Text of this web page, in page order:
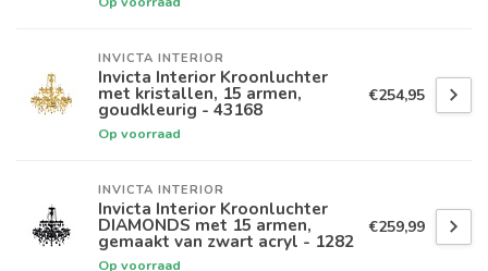
INVICTA INTERIOR
Invicta Interior Kroonluchter
met kristallen, 15 armen,
goudkleurig - 43168
Op voorraad
€254,95
INVICTA INTERIOR
Invicta Interior Kroonluchter
DIAMONDS met 15 armen,
gemaakt van zwart acryl - 1282
Op voorraad
€259,99